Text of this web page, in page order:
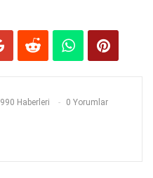
990 Haberleri 0 Yorumlar